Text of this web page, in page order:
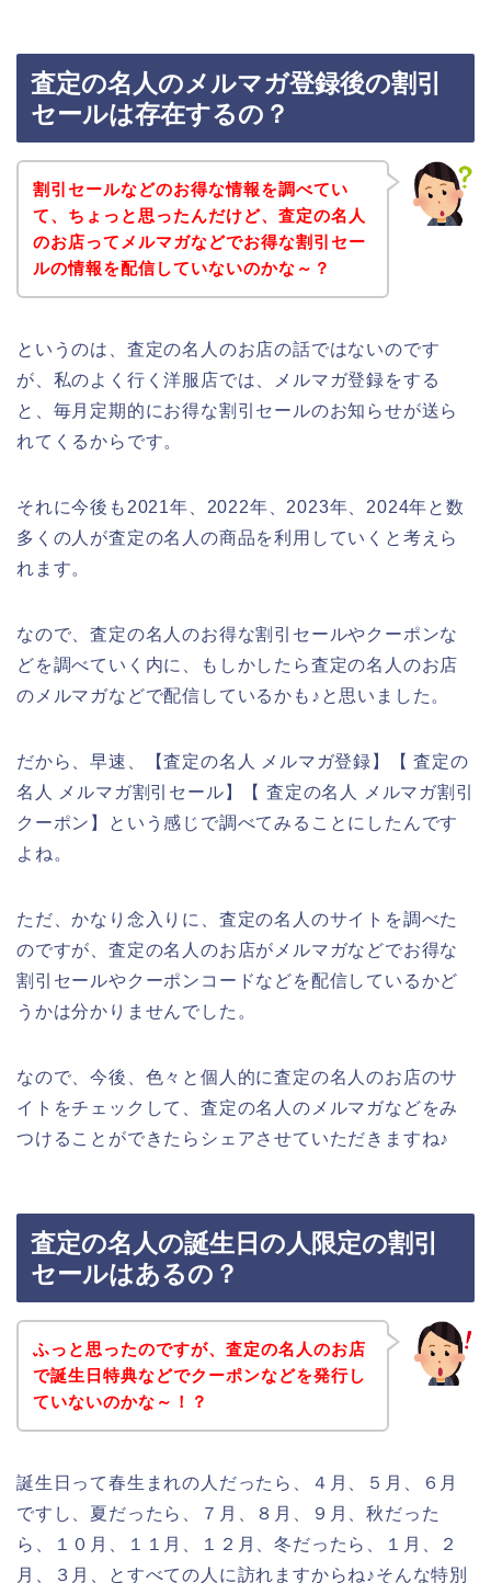
査定の名人のメルマガ登録後の割引
セールは存在するの？
割引セールなどのお得な情報を調べてい
て、ちょっと思ったんだけど、査定の名人
のお店ってメルマガなどでお得な割引セー
ルの情報を配信していないのかな～？
というのは、査定の名人のお店の話ではないのです
が、私のよく行く洋服店では、メルマガ登録をする
と、毎月定期的にお得な割引セールのお知らせが送ら
れてくるからです。
それに今後も2021年、2022年、2023年、2024年と数
多くの人が査定の名人の商品を利用していくと考えら
れます。
なので、査定の名人のお得な割引セールやクーポンな
どを調べていく内に、もしかしたら査定の名人のお店
のメルマガなどで配信しているかも♪と思いました。
だから、早速、【査定の名人 メルマガ登録】【 査定の
名人 メルマガ割引セール】【 査定の名人 メルマガ割引
クーポン】という感じで調べてみることにしたんです
よね。
ただ、かなり念入りに、査定の名人のサイトを調べた
のですが、査定の名人のお店がメルマガなどでお得な
割引セールやクーポンコードなどを配信しているかど
うかは分かりませんでした。
なので、今後、色々と個人的に査定の名人のお店のサ
イトをチェックして、査定の名人のメルマガなどをみ
つけることができたらシェアさせていただきますね♪
査定の名人の誕生日の人限定の割引
セールはあるの？
ふっと思ったのですが、査定の名人のお店
で誕生日特典などでクーポンなどを発行し
ていないのかな～！？
誕生日って春生まれの人だったら、４月、５月、６月
ですし、夏だったら、７月、８月、９月、秋だった
ら、１０月、１１月、１２月、冬だったら、１月、２
月、３月、とすべての人に訪れますからね♪そんな特別